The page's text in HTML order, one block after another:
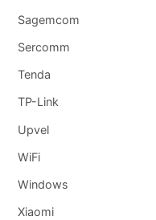
Sagemcom
Sercomm
Tenda
TP-Link
Upvel
WiFi
Windows
Xiaomi